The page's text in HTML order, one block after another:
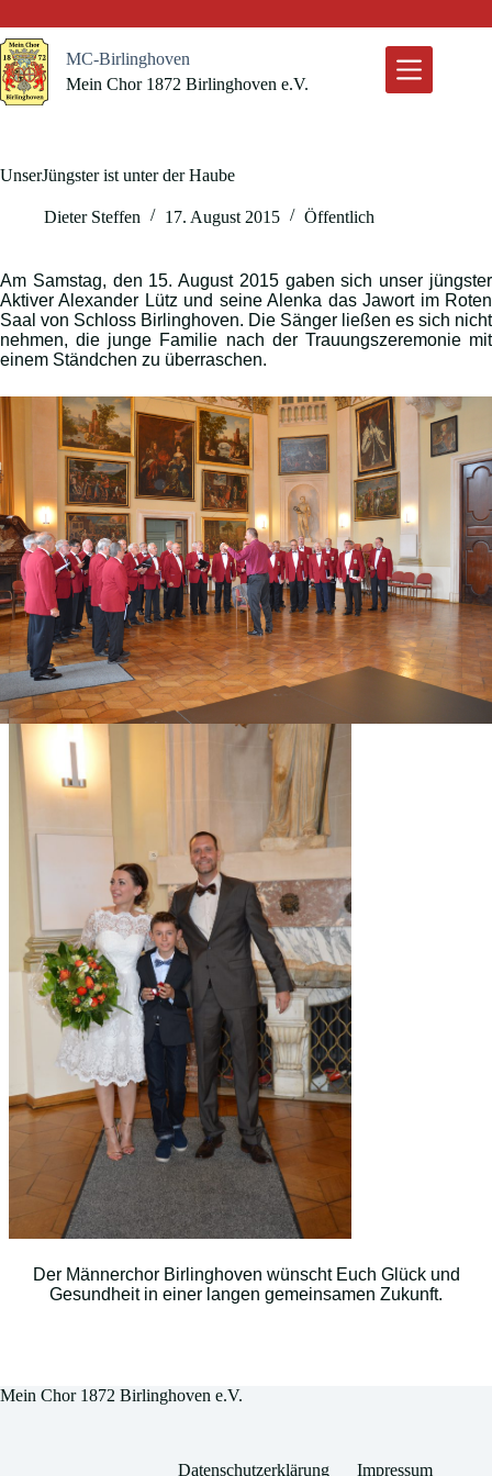
Inhalt
springen
MC-Birlinghoven
Mein Chor 1872 Birlinghoven e.V.
UnserJüngster ist unter der Haube
Dieter Steffen 17. August 2015 Öffentlich
Am Samstag, den 15. August 2015 gaben sich unser jüngster
Aktiver Alexander Lütz und seine Alenka das Jawort im Roten
Saal von Schloss Birlinghoven. Die Sänger ließen es sich nicht
nehmen, die junge Familie nach der Trauungszeremonie mit
einem Ständchen zu überraschen.
Der Männerchor Birlinghoven wünscht Euch Glück und
Gesundheit in einer langen gemeinsamen Zukunft.
Mein Chor 1872 Birlinghoven e.V.
Datenschutzerklärung Impressum